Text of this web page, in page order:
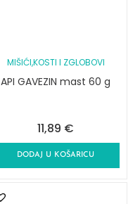
MIŠIĆI,KOSTI I ZGLOBOVI
API GAVEZIN mast 60 g
11,89 €
DODAJ U KOŠARICU